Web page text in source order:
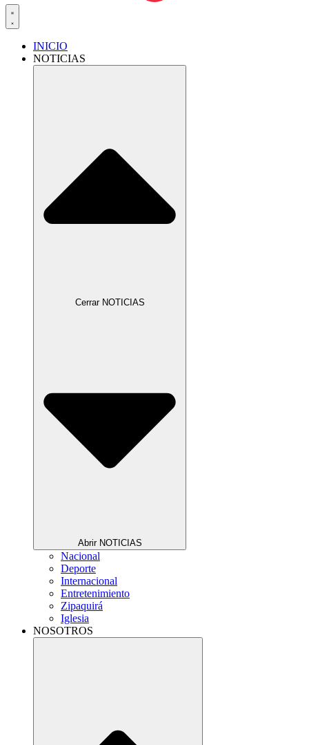
INICIO
NOTICIAS
Cerrar NOTICIAS
Abrir NOTICIAS
Nacional
Deporte
Internacional
Entretenimiento
Zipaquirá
Iglesia
NOSOTROS